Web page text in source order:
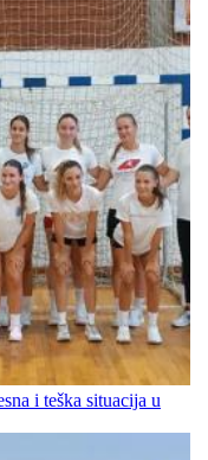
i teška situacija u